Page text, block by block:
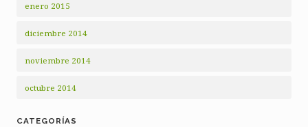
enero 2015
diciembre 2014
noviembre 2014
octubre 2014
CATEGORÍAS